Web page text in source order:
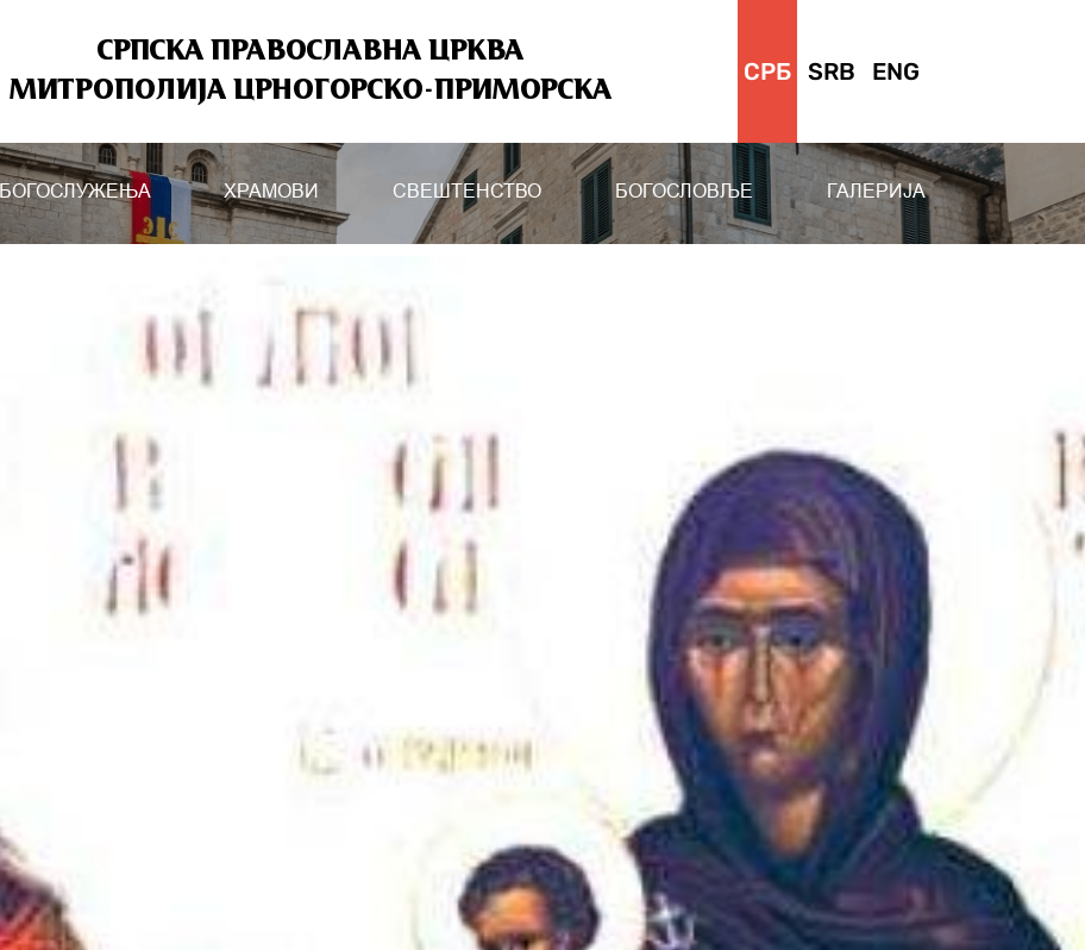
СРПСКА ПРАВОСЛАВНА ЦРКВА
МИТРОПОЛИЈА ЦРНОГОРСКО-ПРИМОРСКА
СРБ SRB ENG
БОГОСЛУЖЕЊА ХРАМОВИ СВЕШТЕНСТВО БОГОСЛОВЉЕ ГАЛЕРИЈА